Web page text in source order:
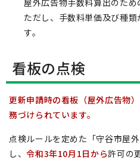
屋外広告物手数料算出のため
ただし、手数料単価及び種
す。
看板の点検
更新申請時の看板（屋外広告物
務づけられています。
点検ルールを定めた「守谷市屋
し、令和3年10月1日から許可の